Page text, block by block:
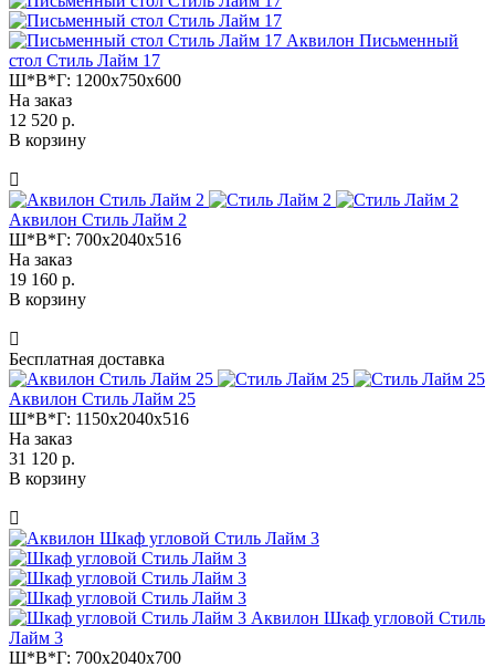
Аквилон Письменный
стол Стиль Лайм 17
Ш*В*Г: 1200x750x600
На заказ
12 520 р.
В корзину
Аквилон Стиль Лайм 2
Ш*В*Г: 700x2040x516
На заказ
19 160 р.
В корзину
Бесплатная доставка
Аквилон Стиль Лайм 25
Ш*В*Г: 1150x2040x516
На заказ
31 120 р.
В корзину
Аквилон Шкаф угловой Стиль
Лайм 3
Ш*В*Г: 700x2040x700